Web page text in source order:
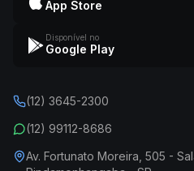
App Store
Disponível no
Google Play
(12) 3645-2300
(12) 99112-8686
Av. Fortunato Moreira, 505 -